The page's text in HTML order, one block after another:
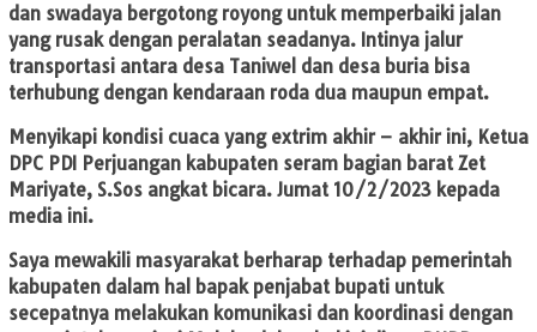
dan swadaya bergotong royong untuk memperbaiki jalan
yang rusak dengan peralatan seadanya. Intinya jalur
transportasi antara desa Taniwel dan desa buria bisa
terhubung dengan kendaraan roda dua maupun empat.
Menyikapi kondisi cuaca yang extrim akhir – akhir ini, Ketua
DPC PDI Perjuangan kabupaten seram bagian barat Zet
Mariyate, S.Sos angkat bicara. Jumat 10/2/2023 kepada
media ini.
Saya mewakili masyarakat berharap terhadap pemerintah
kabupaten dalam hal bapak penjabat bupati untuk
secepatnya melakukan komunikasi dan koordinasi dengan